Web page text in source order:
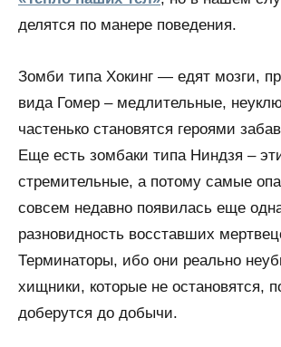
делятся по манере поведения.
Зомби типа Хокинг — едят мозги,
вида Гомер – медлительные,
частенько становятся героями
Еще есть зомбаки типа Ниндзя –
стремительные, а потому самые
совсем недавно появилась еще
разновидность восставших
Терминаторы, ибо они реально
хищники, которые не остановятся,
доберутся до добычи.